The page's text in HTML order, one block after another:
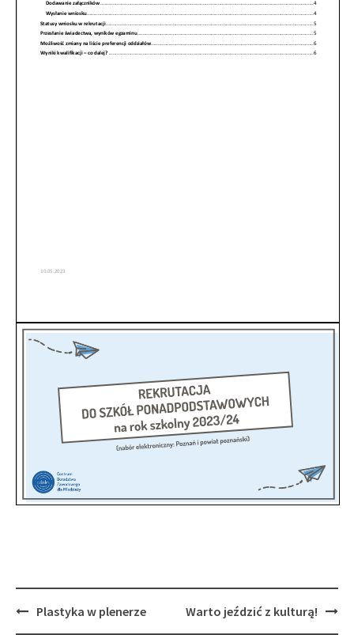
PostPlastyka w plenerze Warto jeździć z kulturą!